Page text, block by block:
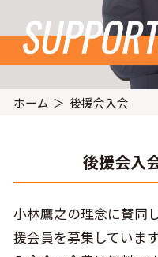
ホーム 後援会入会
後援会入
小林鷹之の理念に賛同
援会員を募集しています